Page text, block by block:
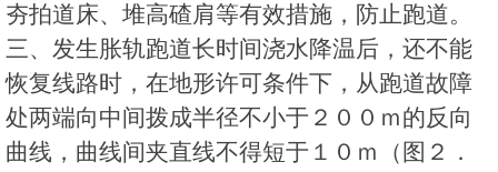
夯拍道床、堆高碴肩等有效措施，防止跑道。
三、发生胀轨跑道长时间浇水降温后，还不能
恢复线路时，在地形许可条件下，从跑道故障
处两端向中间拨成半径不小于２００ｍ的反向
曲线，曲线间夹直线不得短于１０ｍ（图２．